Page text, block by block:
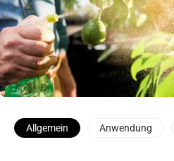
Allgemein Anwendung